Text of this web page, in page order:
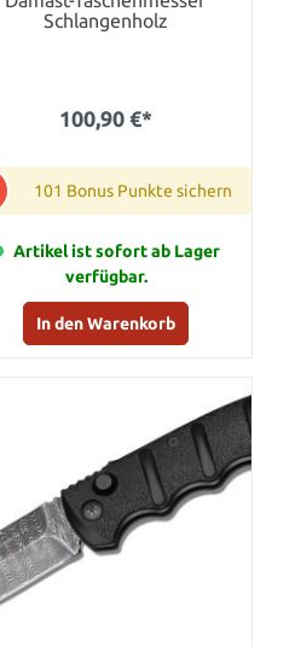
Schlangenholz
100,90 €*
101 Bonus Punkte sichern
Artikel ist sofort ab Lager
verfügbar.
In den Warenkorb